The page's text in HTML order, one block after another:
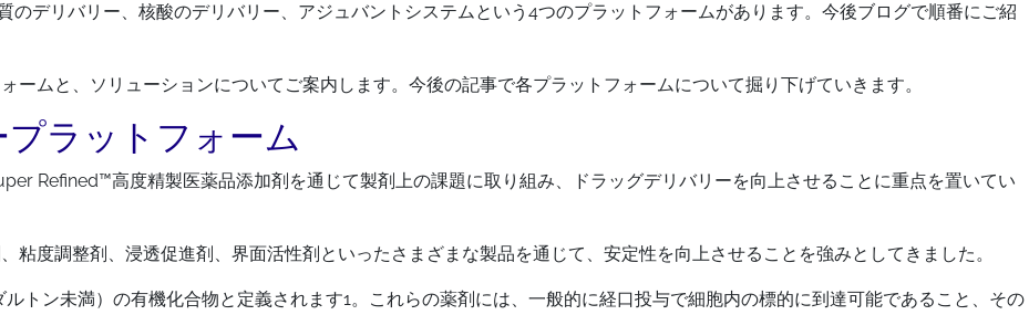
デリバリー、核酸のデリバリー、アジュバントシステムという4つのプラットフォームがあります。今後ブログで順番にご紹
ームと、ソリューションについてご案内します。今後の記事で各プラットフォームについて掘り下げていきます。
ラットフォーム
Refined™高度精製医薬品添加剤を通じて製剤上の課題に取り組み、ドラッグデリバリーを向上させることに重点を置いてい
粘度調整剤、浸透促進剤、界面活性剤といったさまざまな製品を通じて、安定性を向上させることを強みとしてきました。
トン未満）の有機化合物と定義されます1。これらの薬剤には、一般的に経口投与で細胞内の標的に到達可能であること、その